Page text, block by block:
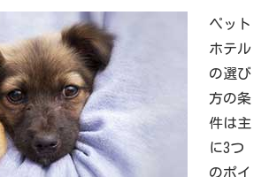
ペット
ホテル
の選び
方の条
件は主
に3つ
のポイ